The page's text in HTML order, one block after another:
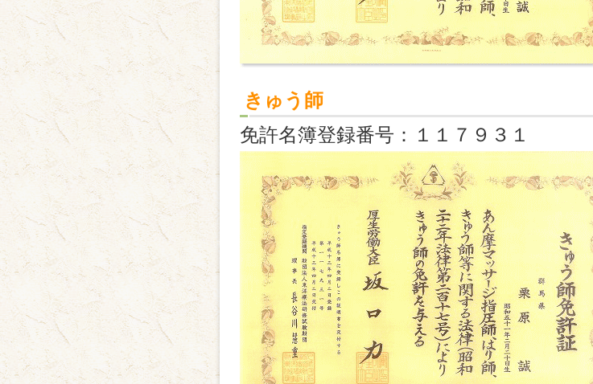
きゅう師
免許名簿登録番号：１１７９３１